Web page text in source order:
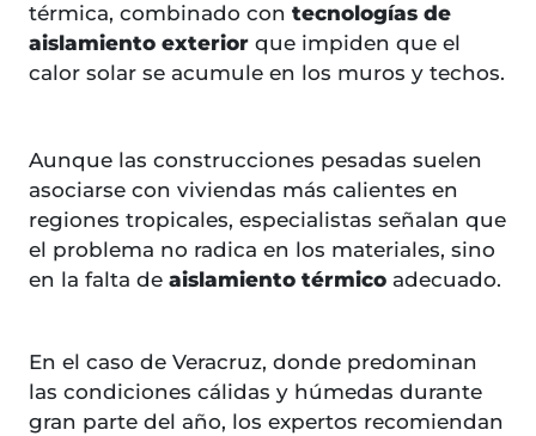
térmica, combinado con tecnologías de
aislamiento exterior que impiden que el
calor solar se acumule en los muros y techos.
Aunque las construcciones pesadas suelen
asociarse con viviendas más calientes en
regiones tropicales, especialistas señalan que
el problema no radica en los materiales, sino
en la falta de aislamiento térmico adecuado.
En el caso de Veracruz, donde predominan
las condiciones cálidas y húmedas durante
gran parte del año, los expertos recomiendan